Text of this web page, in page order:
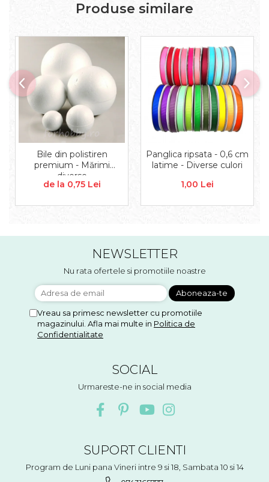
Design cofetarie
Forme pentru turnat ciocolata
Mozaic
Pictura pe fata si corp
Vopsea pentru fata si corp
Accesorii pictura pe fata
Produse similare
Bile din polistiren
premium - Mărimi
diverse
de la 0,75 Lei
Panglica ripsata - 0,6 cm
latime - Diverse culori
1,00 Lei
NEWSLETTER
Nu rata ofertele si promotiile noastre
Vreau sa primesc newsletter cu promotiile
magazinului. Afla mai multe in Politica de
Confidentialitate
SOCIAL
Urmareste-ne in social media
SUPORT CLIENTI
Program de Luni pana Vineri intre 9 si 18, Sambata 10 si 14